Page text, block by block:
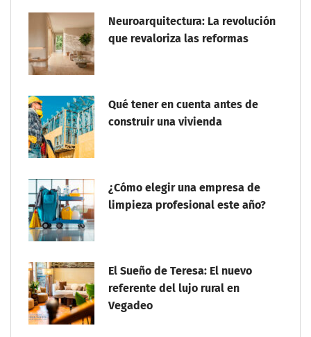
Neuroarquitectura: La revolución
que revaloriza las reformas
Qué tener en cuenta antes de
construir una vivienda
¿Cómo elegir una empresa de
limpieza profesional este año?
El Sueño de Teresa: El nuevo
referente del lujo rural en
Vegadeo